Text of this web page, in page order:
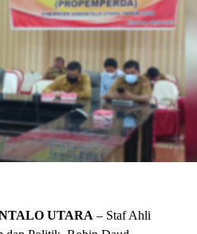
UTARA – Staf Ahli